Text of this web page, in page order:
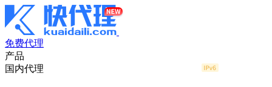
免费代理
产品
国内代理